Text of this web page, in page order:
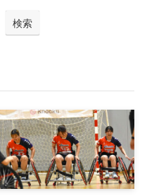
検索